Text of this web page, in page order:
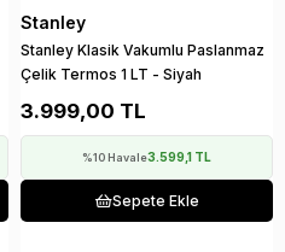
Stanley
Stanley Klasik Vakumlu Paslanmaz
Çelik Termos 1 LT - Siyah
3.999,00 TL
%10 Havale3.599,1 TL
Sepete Ekle